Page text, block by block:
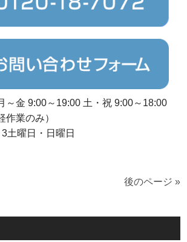
～金 9:00～19:00 土・祝 9:00～18:00
作業のみ）
土曜日・日曜日
後のページ »